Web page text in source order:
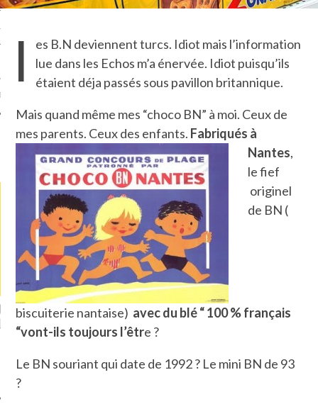
ARCACHON
LA PHOTO
ATTACHÉS À LA
DE L’AMBASSADE
À PARIS. POURQUOI
UN GRONDIN FOURRÉ AUX
CHAMPIGNONS ET AUX
LARDONS DANS LA HALLE
?
l
es B.N deviennent turcs. Idiot mais l’information
lue dans les Echos m’a énervée. Idiot puisqu’ils
étaient déja passés sous pavillon britannique.
Mais quand même mes “choco BN” à moi. Ceux de
mes parents. Ceux des enfants. Fabriqués à
Nantes,
le fief
originel
de BN (
biscuiterie nantaise) avec du blé “ 100 % français
“vont-ils toujours l’être ?
Le BN souriant qui date de 1992 ? Le mini BN de 93
?